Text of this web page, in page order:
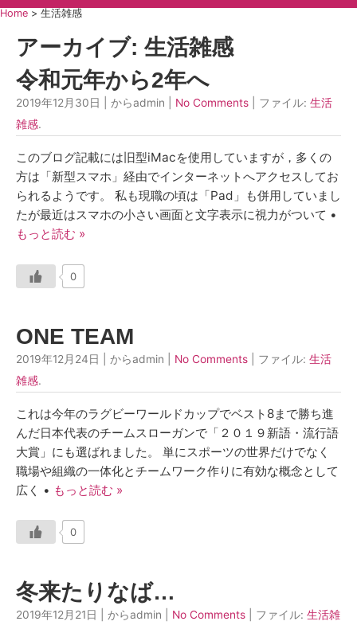
Home > 生活雑感
アーカイブ: 生活雑感
令和元年から2年へ
2019年12月30日 | からadmin | No Comments | ファイル: 生活
雑感.
このブログ記載には旧型iMacを使用していますが，多くの
方は「新型スマホ」経由でインターネットへアクセスしてお
られるようです。 私も現職の頃は「Pad」も併用していまし
たが最近はスマホの小さい画面と文字表示に視力がついて •
もっと読む »
0
ONE TEAM
2019年12月24日 | からadmin | No Comments | ファイル: 生活
雑感.
これは今年のラグビーワールドカップでベスト8まで勝ち進
んだ日本代表のチームスローガンで「２０１９新語・流行語
大賞」にも選ばれました。 単にスポーツの世界だけでなく
職場や組織の一体化とチームワーク作りに有効な概念として
広く • もっと読む »
0
冬来たりなば…
2019年12月21日 | からadmin | No Comments | ファイル: 生活雑